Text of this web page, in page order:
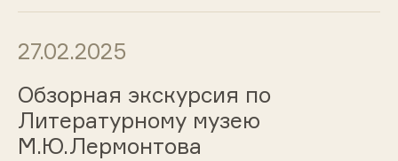
27.02.2025
Обзорная экскурсия по
Литературному музею
М.Ю.Лермонтова